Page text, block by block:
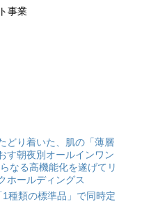
事業
どり着いた、肌の「薄層
朝夜別オールインワン
なる高機能化を遂げてリ
ホールディングス
種類の標準品」で同時定